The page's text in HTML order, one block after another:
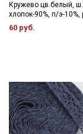
Кружево цв.белый,
хлопок-90%, п/э-10%,
60 руб.